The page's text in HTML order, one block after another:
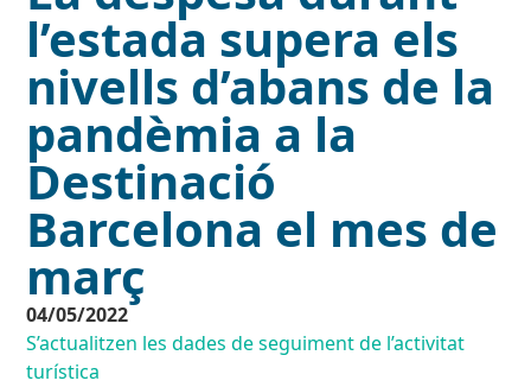
l’estada supera els
nivells d’abans de la
pandèmia a la
Destinació
Barcelona el mes de
març
04/05/2022
S’actualitzen les dades de seguiment de l’activitat
turística